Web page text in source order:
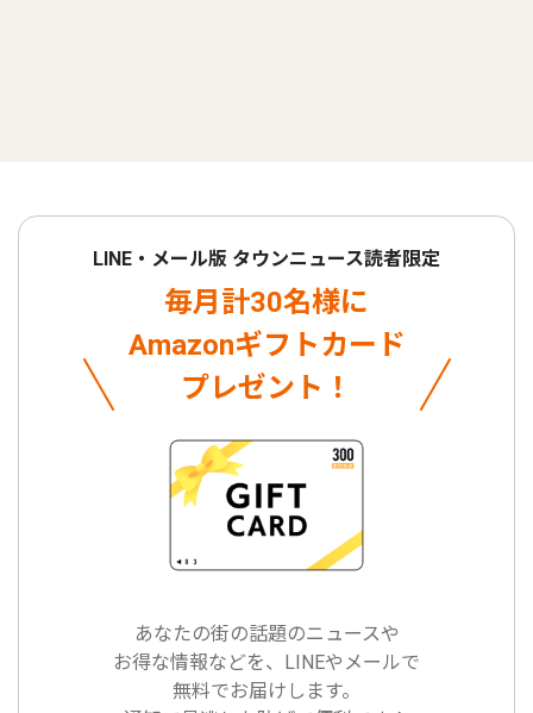
LINE・メール版 タウンニュース読者限定
毎月計30名様に
Amazonギフトカード
プレゼント！
あなたの街の話題のニュースや
お得な情報などを、LINEやメールで
無料でお届けします。